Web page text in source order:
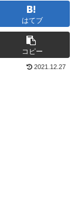
はてブ
コピー
2021.12.27